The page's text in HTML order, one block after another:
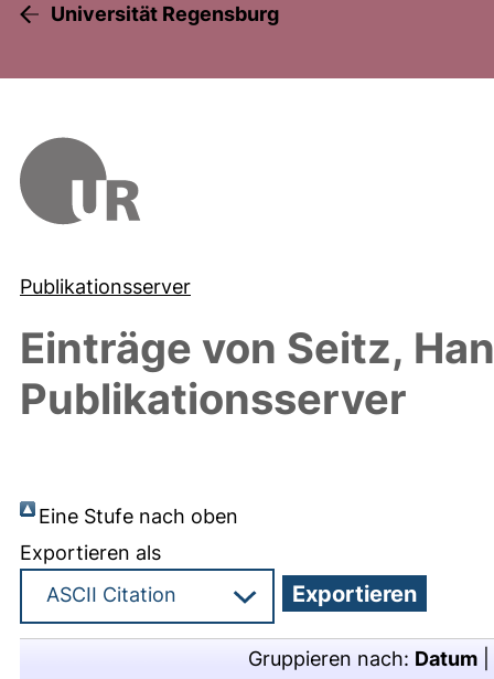
Universität Regensburg
Publikationsserver
Einträge von Seitz,
Publikationsserver
Eine Stufe nach oben
Exportieren als
Gruppieren nach: Datum